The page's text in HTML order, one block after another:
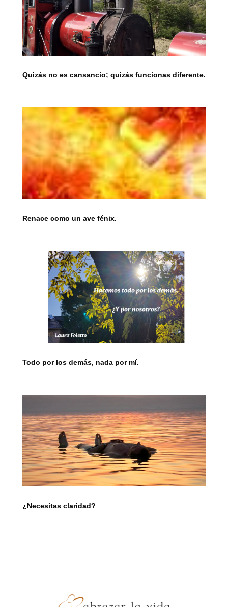
Quizás no es cansancio; quizás funcionas diferente.
Renace como un ave fénix.
Todo por los demás, nada por mí.
¿Necesitas claridad?